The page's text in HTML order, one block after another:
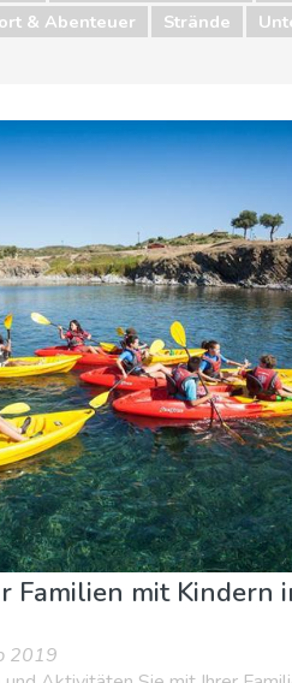
& Abenteuer Strände
Lokale Veranstaltungen
Unterkunft
Familien mit Kindern
2019